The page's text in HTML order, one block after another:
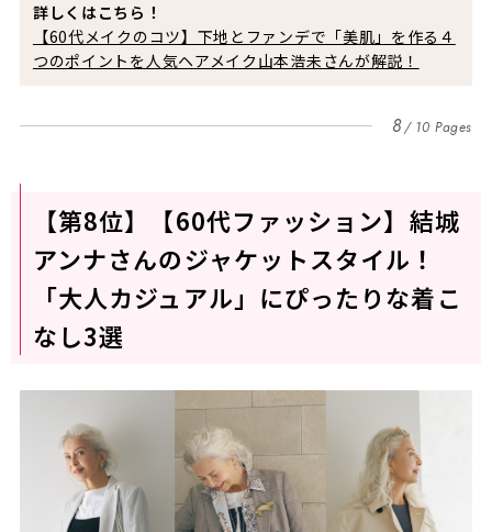
詳しくはこちら！
【60代メイクのコツ】下地とファンデで「美肌」を作る４
つのポイントを人気ヘアメイク山本浩未さんが解説！
8 10 Pages
【第8位】【60代ファッション】結城
アンナさんのジャケットスタイル！
「大人カジュアル」にぴったりな着こ
なし3選